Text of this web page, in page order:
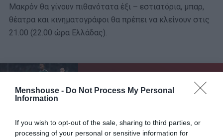
Menshouse - Do Not Process My Personal
Information
If you wish to opt-out of the sale, sharing to third parties, or
processing of your personal or sensitive information for
Μακρόν θα γίνουν πιθανότατα έξι – εστιατόρια, μπαρ,
θέατρα και κινηματογράφοι θα πρέπει να κλείνουν στις
21.00 (22.00 ώρα Ελλάδας).
Η αλήθεια για τον Ετιέν Καμαρά